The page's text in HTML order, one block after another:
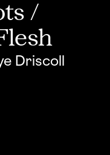
/
Driscoll